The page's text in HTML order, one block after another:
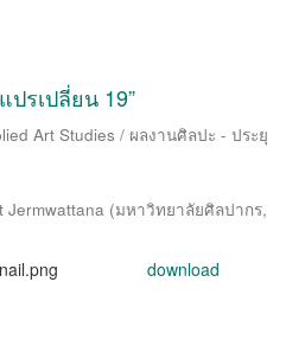
รเปลี่ยน 19”
Art Studies / ผลงานศิลปะ - ประยุ
Jermwattana (มหาวิทยาลัยศิลปากร,
download